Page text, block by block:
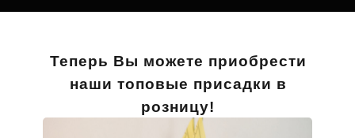
Теперь Вы можете приобрести
наши топовые присадки в
розницу!